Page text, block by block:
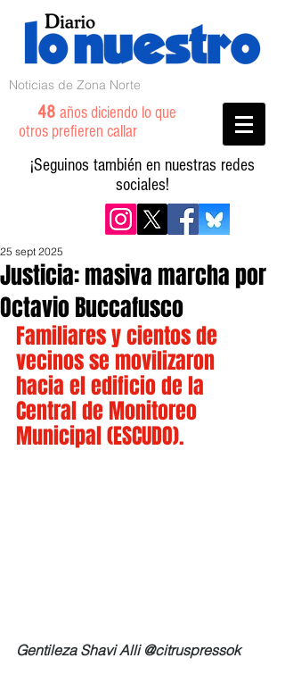
Noticias de Zona Norte
48 años diciendo lo que
otros prefieren callar
¡Seguinos también en nuestras redes
sociales!
Justicia: masiva marcha por
Octavio Buccafusco
25 sept 2025
Familiares y cientos de
vecinos se movilizaron
hacia el edificio de la
Central de Monitoreo
Municipal (ESCUDO).
Gentileza Shavi Alli @citruspressok